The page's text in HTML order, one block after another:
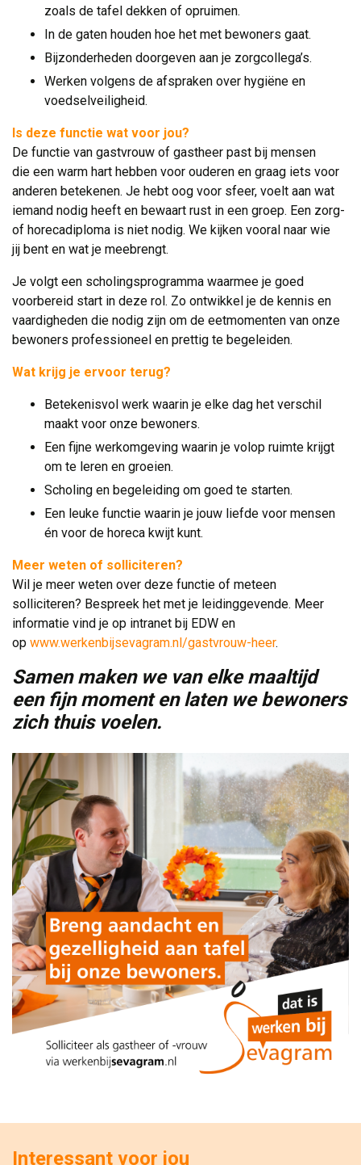
zoals de tafel dekken of opruimen.
In de gaten houden hoe het met bewoners gaat.
Bijzonderheden doorgeven aan je zorgcollega’s.
Werken volgens de afspraken over hygiëne en
voedselveiligheid.
Is deze functie wat voor jou?
De functie van gastvrouw of gastheer past bij mensen
die een warm hart hebben voor ouderen en graag iets voor
anderen betekenen. Je hebt oog voor sfeer, voelt aan wat
iemand nodig heeft en bewaart rust in een groep. Een zorg-
of horecadiploma is niet nodig. We kijken vooral naar wie
jij bent en wat je meebrengt.
Je volgt een scholingsprogramma waarmee je goed
voorbereid start in deze rol. Zo ontwikkel je de kennis en
vaardigheden die nodig zijn om de eetmomenten van onze
bewoners professioneel en prettig te begeleiden.
Wat krijg je ervoor terug?
Betekenisvol werk waarin je elke dag het verschil
maakt voor onze bewoners.
Een fijne werkomgeving waarin je volop ruimte krijgt
om te leren en groeien.
Scholing en begeleiding om goed te starten.
Een leuke functie waarin je jouw liefde voor mensen
én voor de horeca kwijt kunt.
Meer weten of solliciteren?
Wil je meer weten over deze functie of meteen
solliciteren? Bespreek het met je leidinggevende. Meer
informatie vind je op intranet bij EDW en
op www.werkenbijsevagram.nl/gastvrouw-heer.
Samen maken we van elke maaltijd
een fijn moment en laten we bewoners
zich thuis voelen.
Interessant voor jou